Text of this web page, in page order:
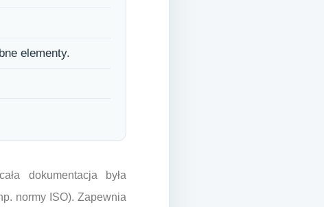
elementy.
dokumentacja była
normy ISO). Zapewnia